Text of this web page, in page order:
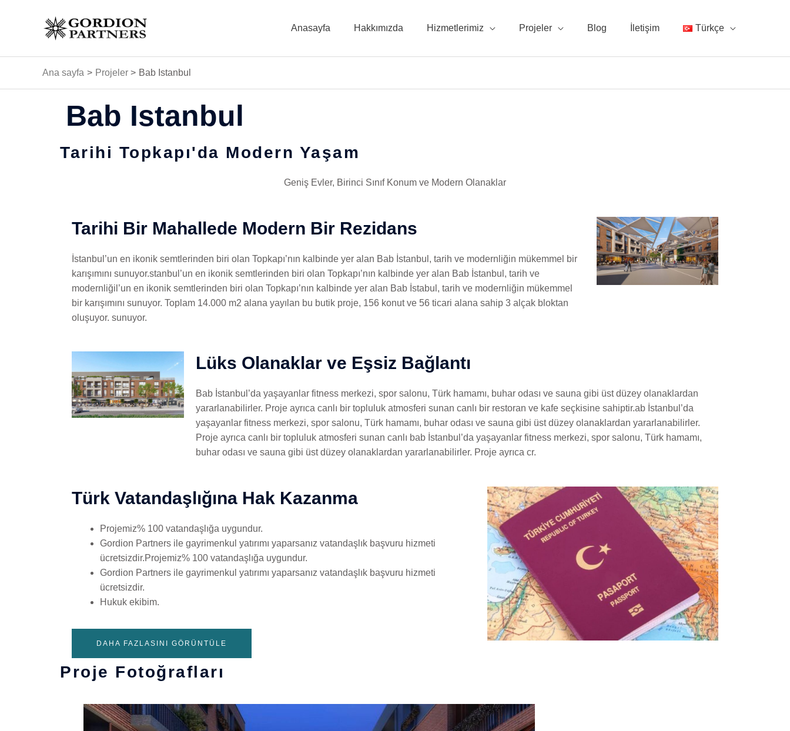
Anasayfa Hakkımızda Hizmetlerimiz Projeler Blog İletişim Türkçe
Ana sayfa Projeler Bab Istanbul
Bab Istanbul
Tarihi Topkapı'da Modern Yaşam
Geniş Evler, Birinci Sınıf Konum ve Modern Olanaklar
Tarihi Bir Mahallede Modern Bir Rezidans
İstanbul’un en ikonik semtlerinden biri olan Topkapı’nın kalbinde yer alan Bab İstanbul, tarih ve modernliğin mükemmel bir
karışımını sunuyor.stanbul’un en ikonik semtlerinden biri olan Topkapı’nın kalbinde yer alan Bab İstanbul, tarih ve
modernliğil’un en ikonik semtlerinden biri olan Topkapı’nın kalbinde yer alan Bab İstabul, tarih ve modernliğin mükemmel
bir karışımını sunuyor. Toplam 14.000 m2 alana yayılan bu butik proje, 156 konut ve 56 ticari alana sahip 3 alçak bloktan
oluşuyor. sunuyor.
Lüks Olanaklar ve Eşsiz Bağlantı
Bab İstanbul’da yaşayanlar fitness merkezi, spor salonu, Türk hamamı, buhar odası ve sauna gibi üst düzey olanaklardan
yararlanabilirler. Proje ayrıca canlı bir topluluk atmosferi sunan canlı bir restoran ve kafe seçkisine sahiptir.ab İstanbul’da
yaşayanlar fitness merkezi, spor salonu, Türk hamamı, buhar odası ve sauna gibi üst düzey olanaklardan yararlanabilirler.
Proje ayrıca canlı bir topluluk atmosferi sunan canlı bab İstanbul’da yaşayanlar fitness merkezi, spor salonu, Türk hamamı,
buhar odası ve sauna gibi üst düzey olanaklardan yararlanabilirler. Proje ayrıca cr.
Türk Vatandaşlığına Hak Kazanma
Projemiz% 100 vatandaşlığa uygundur.
Gordion Partners ile gayrimenkul yatırımı yaparsanız vatandaşlık başvuru hizmeti
ücretsizdir.Projemiz% 100 vatandaşlığa uygundur.
Gordion Partners ile gayrimenkul yatırımı yaparsanız vatandaşlık başvuru hizmeti
ücretsizdir.
Hukuk ekibim.
DAHA FAZLASINI GÖRÜNTÜLE
Proje Fotoğrafları